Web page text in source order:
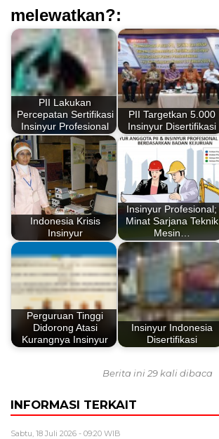
melewatkan?:
PII Lakukan
Percepatan Sertifikasi
Insinyur Profesional
PII Targetkan 5.000
Insinyur Disertifikasi
Indonesia Krisis
Insinyur
Insinyur Profesional;
Minat Sarjana Teknik
Mesin…
Perguruan Tinggi
Didorong Atasi
Kurangnya Insinyur
Insinyur Indonesia
Disertifikasi
Berita ini 29 kali dibaca
INFORMASI TERKAIT
Sabtu, 18 Juli 2026 - 09:20 WIB